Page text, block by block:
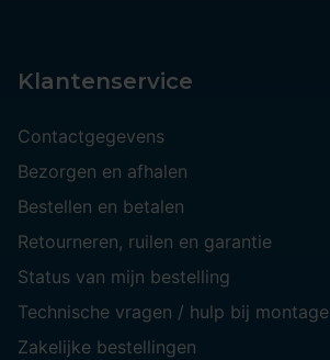
Klantenservice
Contactgegevens
Bezorgen en afhalen
Bestellen en betalen
Retourneren, ruilen en garantie
Status van mijn bestelling
Technische vragen / hulp bij montage
Zakelijke bestellingen